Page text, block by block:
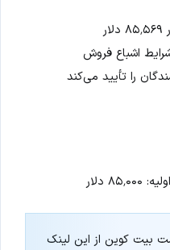
اشباع فروش
دلار
بیت کوین از این لینک